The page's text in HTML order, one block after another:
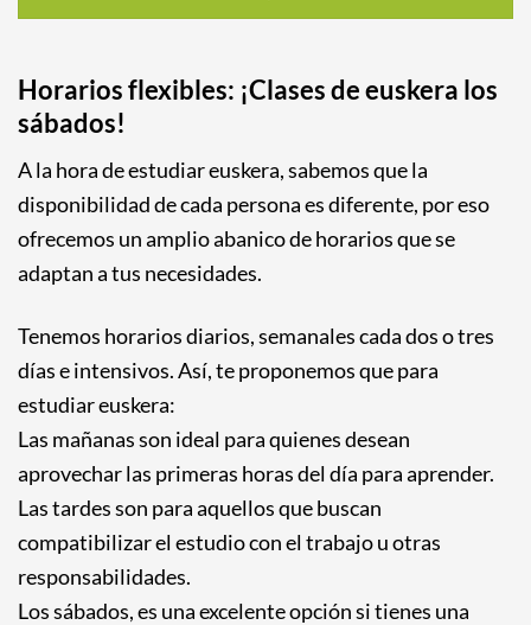
Horarios flexibles: ¡Clases de euskera los
sábados!
A la hora de estudiar euskera, sabemos que la
disponibilidad de cada persona es diferente, por eso
ofrecemos un amplio abanico de horarios que se
adaptan a tus necesidades.
Tenemos horarios diarios, semanales cada dos o tres
días e intensivos. Así, te proponemos que para
estudiar euskera:
Las mañanas son ideal para quienes desean
aprovechar las primeras horas del día para aprender.
Las tardes son para aquellos que buscan
compatibilizar el estudio con el trabajo u otras
responsabilidades.
Los sábados, es una excelente opción si tienes una